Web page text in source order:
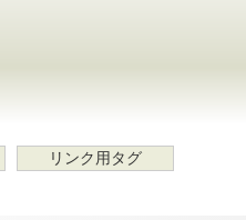
リンク用タグ